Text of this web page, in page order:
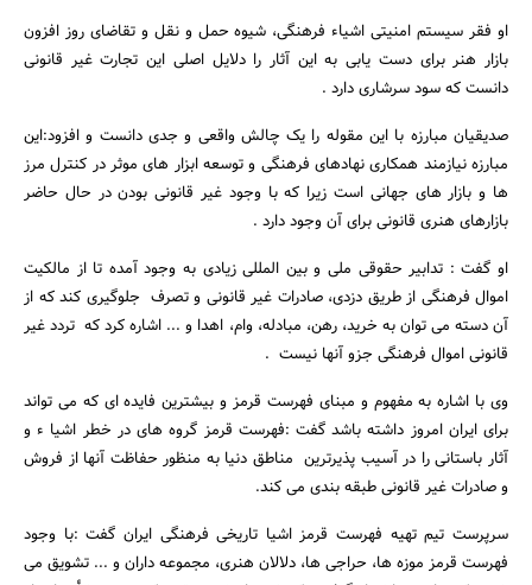
او فقر سیستم امنیتی اشیاء فرهنگی، شیوه حمل و نقل و تقاضای روز افزون
بازار هنر برای دست یابی به این آثار را دلایل اصلی این تجارت غیر قانونی
دانست که سود سرشاری دارد .
صدیقیان مبارزه با این مقوله را یک چالش واقعی و جدی دانست و افزود:این
مبارزه نیازمند همکاری نهادهای فرهنگی و توسعه ابزار های موثر در کنترل مرز
ها و بازار های جهانی است زیرا که با وجود غیر قانونی بودن در حال حاضر
بازارهای هنری قانونی برای آن وجود دارد .
او گفت : تدابیر حقوقی ملی و بین المللی زیادی به وجود آمده تا از مالکیت
اموال فرهنگی از طریق دزدی، صادرات غیر قانونی و تصرف جلوگیری کند که از
آن دسته می توان به خرید، رهن، مبادله، وام، اهدا و ... اشاره کرد که تردد غیر
قانونی اموال فرهنگی جزو آنها نیست .
وی با اشاره به مفهوم و مبنای فهرست قرمز و بیشترین فایده ای که می تواند
برای ایران امروز داشته باشد گفت :فهرست قرمز گروه های در خطر اشیا ء و
آثار باستانی را در آسیب پذیرترین مناطق دنیا به منظور حفاظت آنها از فروش
و صادرات غیر قانونی طبقه بندی می کند.
سرپرست تیم تهیه فهرست قرمز اشیا تاریخی فرهنگی ایران گفت :با وجود
فهرست قرمز موزه ها، حراجی ها، دلالان هنری، مجموعه داران و ... تشویق می